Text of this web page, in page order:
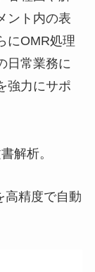
ント内の表
にOMR処理
日常業務に
強力にサポ
解析。
高精度で自動